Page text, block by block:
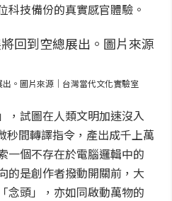
科技備份的真實感官體驗。
。圖片來源｜台灣當代文化實驗室
，試圖在人類文明加速沒入
秒間轉譯指令，產出成千上萬
一個不存在於電腦邏輯中的
的是創作者撥動開關前，大
念頭」，亦如同啟動萬物的